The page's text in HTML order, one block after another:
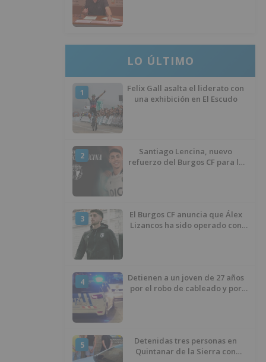
LO ÚLTIMO
1
Felix Gall asalta el liderato con
una exhibición en El Escudo
2
Santiago Lencina, nuevo
refuerzo del Burgos CF para la
3
El Burgos CF anuncia que Álex
Lizancos ha sido operado con
4
Detienen a un joven de 27 años
por el robo de cableado y por
5
Detenidas tres personas en
Quintanar de la Sierra con